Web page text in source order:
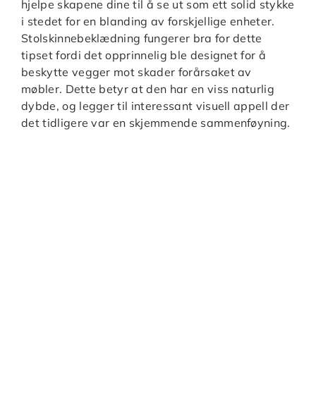
hjelpe skapene dine til å se ut som ett solid stykke
i stedet for en blanding av forskjellige enheter.
Stolskinnebeklædning fungerer bra for dette
tipset fordi det opprinnelig ble designet for å
beskytte vegger mot skader forårsaket av
møbler. Dette betyr at den har en viss naturlig
dybde, og legger til interessant visuell appell der
det tidligere var en skjemmende sammenføyning.